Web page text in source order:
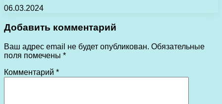
06.03.2024
Добавить комментарий
Ваш адрес email не будет опубликован. Обязательные
поля помечены *
Комментарий *